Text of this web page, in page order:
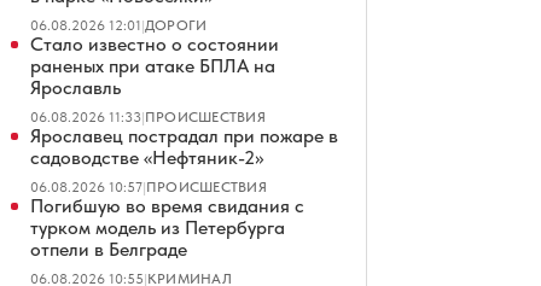
06.08.2026 12:01|ДОРОГИ
Стало известно о состоянии
раненых при атаке БПЛА на
Ярославль
06.08.2026 11:33|ПРОИСШЕСТВИЯ
Ярославец пострадал при пожаре в
садоводстве «Нефтяник-2»
06.08.2026 10:57|ПРОИСШЕСТВИЯ
Погибшую во время свидания с
турком модель из Петербурга
отпели в Белграде
06.08.2026 10:55|КРИМИНАЛ